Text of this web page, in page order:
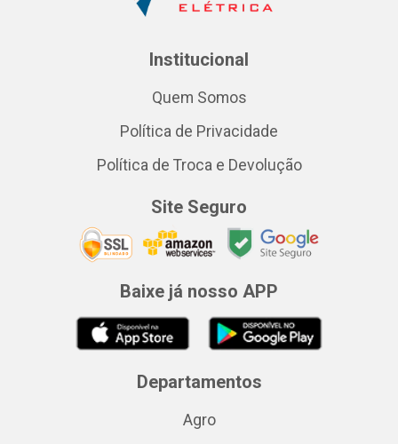
Institucional
Quem Somos
Política de Privacidade
Política de Troca e Devolução
Site Seguro
Baixe já nosso APP
Departamentos
Agro